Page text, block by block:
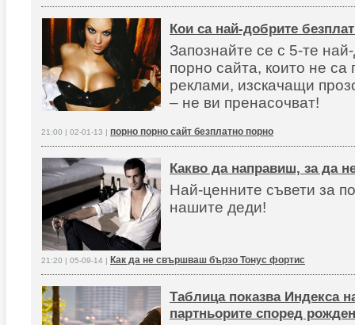
Кои са най-добрите
Запознайте се с 5-те
порно сайта, които не са
реклами, изскачащи
– не ви пренасочват!
21:00 | 02-01-13 | порно порно сайт безплатно порно
Какво да направиш, за да
Най-ценните съвети за
нашите деди!
21:20 | 05-09-14 | Как да не свършваш бързо Тонус фортис
Таблица показва Индекса
партньорите според